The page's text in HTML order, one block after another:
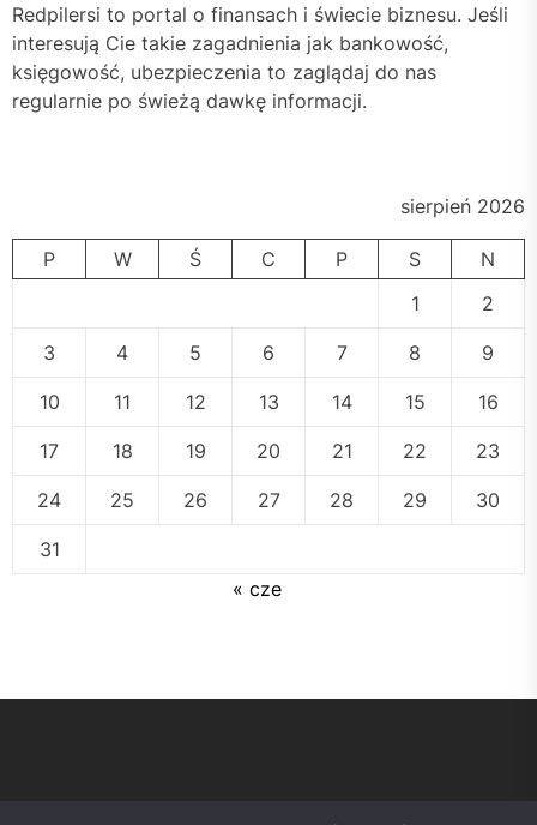
Redpilersi to portal o finansach i świecie biznesu. Jeśli
interesują Cie takie zagadnienia jak bankowość,
księgowość, ubezpieczenia to zaglądaj do nas
regularnie po świeżą dawkę informacji.
sierpień 2026
P W Ś C P S
N
1
2
3 4 5 6 7 8 9
10 11 12 13 14 15 16
17 18 19 20 21 22 23
24 25 26 27 28 29 30
31
« cze